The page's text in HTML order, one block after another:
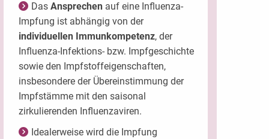
Das Ansprechenauf eine Influenza-
Impfung ist abhängig von der
individuellen Immunkompetenz, der
Influenza-Infektions- bzw. Impfgeschichte
sowie den Impfstoffeigenschaften,
insbesondere der Übereinstimmung der
Impfstämme mit den saisonal
zirkulierenden Influenzaviren.
Idealerweise wird die Impfung